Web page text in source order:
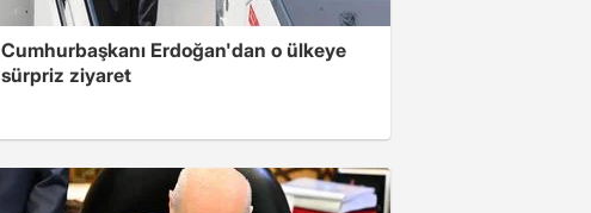
Cumhurbaşkanı Erdoğan'dan o ülkeye
sürpriz ziyaret